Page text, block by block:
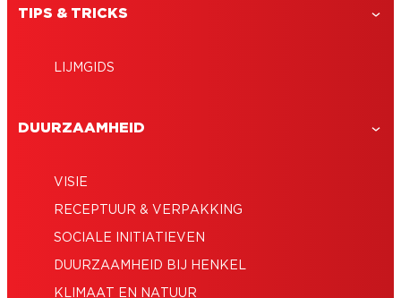
TIPS & TRICKS
LIJMGIDS
DUURZAAMHEID
VISIE
RECEPTUUR & VERPAKKING
SOCIALE INITIATIEVEN
DUURZAAMHEID BIJ HENKEL
KLIMAAT EN NATUUR